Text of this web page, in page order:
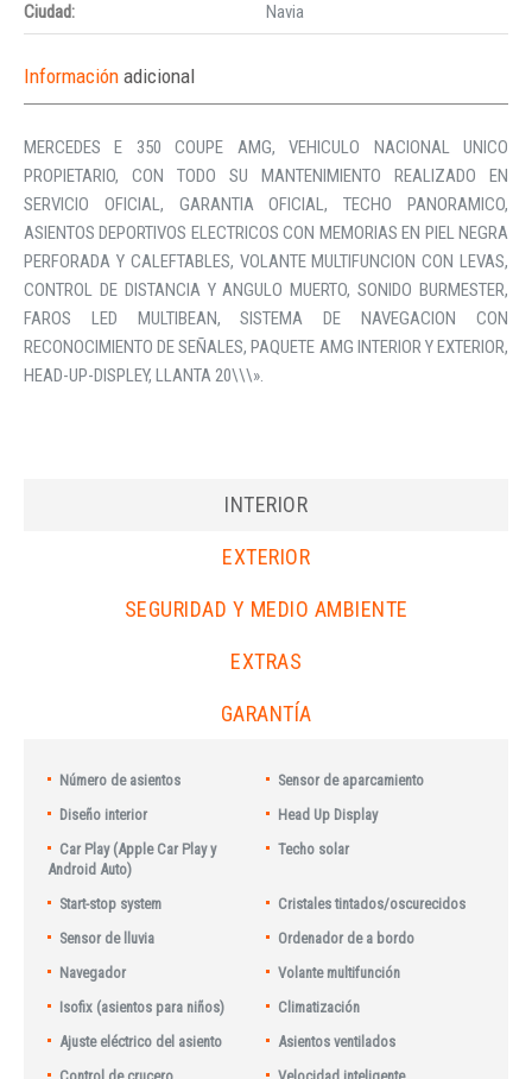
Ciudad:
Navia
Información adicional
MERCEDES E 350 COUPE AMG, VEHICULO NACIONAL UNICO
PROPIETARIO, CON TODO SU MANTENIMIENTO REALIZADO EN
SERVICIO OFICIAL, GARANTIA OFICIAL, TECHO PANORAMICO,
ASIENTOS DEPORTIVOS ELECTRICOS CON MEMORIAS EN PIEL NEGRA
PERFORADA Y CALEFTABLES, VOLANTE MULTIFUNCION CON LEVAS,
CONTROL DE DISTANCIA Y ANGULO MUERTO, SONIDO BURMESTER,
FAROS LED MULTIBEAN, SISTEMA DE NAVEGACION CON
RECONOCIMIENTO DE SEÑALES, PAQUETE AMG INTERIOR Y EXTERIOR,
HEAD-UP-DISPLEY, LLANTA 20\\\».
INTERIOR
EXTERIOR
SEGURIDAD Y MEDIO AMBIENTE
EXTRAS
GARANTÍA
Número de asientos
Sensor de aparcamiento
Diseño interior
Head Up Display
Car Play (Apple Car Play y
Android Auto)
Techo solar
Start-stop system
Cristales tintados/oscurecidos
Sensor de lluvia
Ordenador de a bordo
Navegador
Volante multifunción
Isofix (asientos para niños)
Climatización
Ajuste eléctrico del asiento
Asientos ventilados